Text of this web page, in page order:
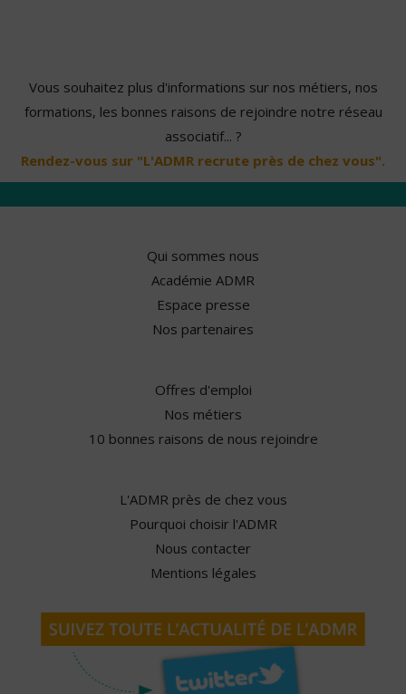
Vous souhaitez plus d'informations sur nos métiers, nos
formations, les bonnes raisons de rejoindre notre réseau
associatif... ?
Rendez-vous sur "L'ADMR recrute près de chez vous".
Qui sommes nous
Académie ADMR
Espace presse
Nos partenaires
Offres d'emploi
Nos métiers
10 bonnes raisons de nous rejoindre
L'ADMR près de chez vous
Pourquoi choisir l'ADMR
Nous contacter
Mentions légales